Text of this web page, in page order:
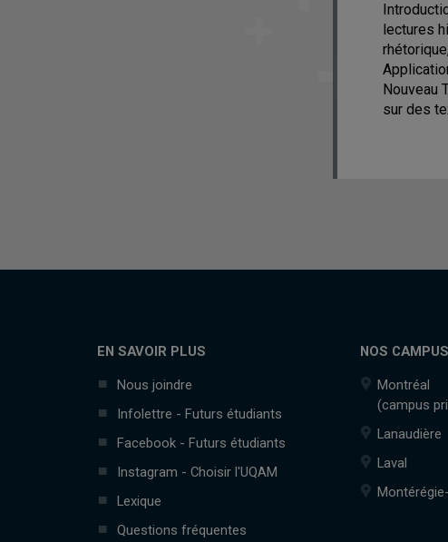
lectures
Nouveau
sur des
EN SAVOIR PLUS
Nous joindre
Infolettre - Futurs étudiants
Facebook - Futurs étudiants
Instagram - Choisir l'UQAM
Lexique
Questions fréquentes
NOS CAMPUS
Montréal
(campus
Lanaudière
Laval